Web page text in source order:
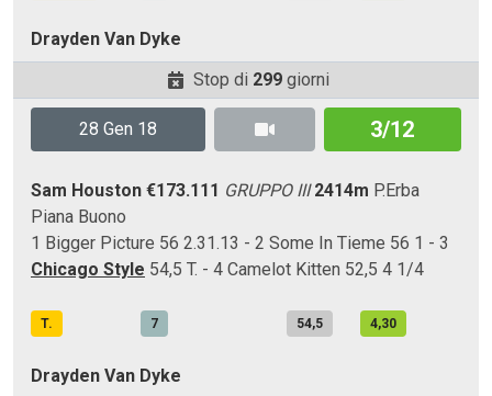
Drayden Van Dyke
Stop di 299 giorni
28 Gen 18 3/12
Sam Houston €173.111 GRUPPO III 2414m P.Erba
Piana Buono
1 Bigger Picture 56 2.31.13 - 2 Some In Tieme 56 1 - 3
Chicago Style 54,5 T. - 4 Camelot Kitten 52,5 4 1/4
T. 7 54,5 4,30
Drayden Van Dyke